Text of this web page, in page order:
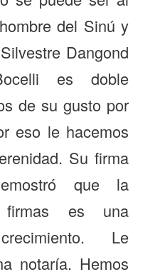
del Sinú y
Dangond
es doble
de su gusto por
eso le hacemos
Su firma
que la
firmas es una
Le
notaría. Hemos